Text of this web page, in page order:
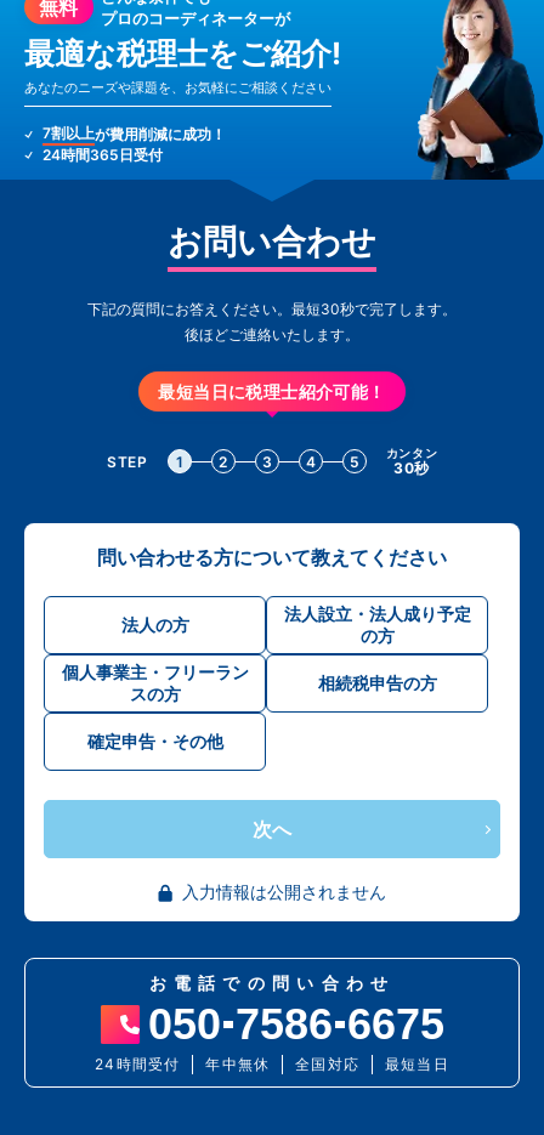
無料
プロのコーディネーターが
最適な税理士をご紹介!
あなたのニーズや課題を、お気軽にご相談ください
7割以上が費用削減に成功！
24時間365日受付
お問い合わせ
下記の質問にお答えください。最短30秒で完了します。
後ほどご連絡いたします。
最短当日に税理士紹介可能！
STEP 1 2 3 4 5 カンタン
30秒
問い合わせる方について教えてください
法人の方
法人設立・法人成り予定
の方
個人事業主・フリーラン
スの方
相続税申告の方
確定申告・その他
次へ
入力情報は公開されません
お電話での問い合わせ
050 7586 6675
24時間受付 年中無休 全国対応 最短当日